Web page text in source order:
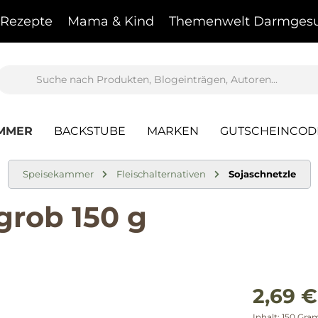
Rezepte Mama & Kind Themenwelt
BACKSTUBE MARKEN
Speisekammer Fleischalternativen Sojaschnetzle
150 g
2,69